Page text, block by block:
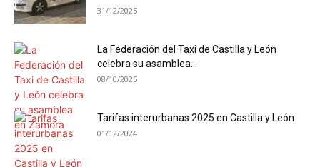
31/12/2025
La Federación del Taxi de Castilla y León
celebra su asamblea...
08/10/2025
Tarifas interurbanas 2025 en Castilla y León
01/12/2024